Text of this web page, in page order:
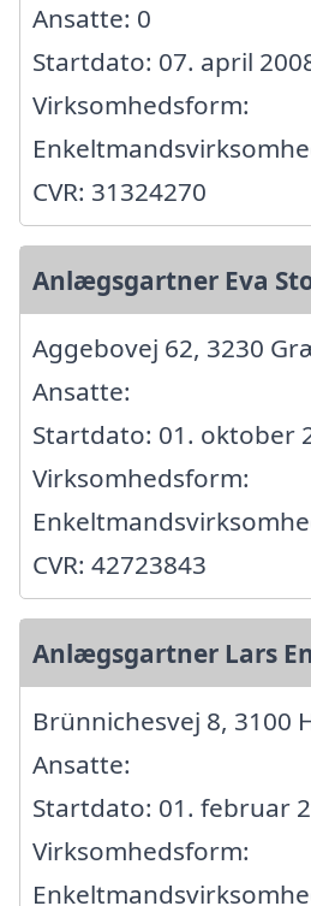
Ansatte: 0
Startdato: 07. april
Virksomhedsform:
CVR: 31324270
Anlægsgartner Eva
Aggebovej 62, 3230
Ansatte:
Startdato: 01. oktober
Virksomhedsform:
CVR: 42723843
Anlægsgartner Lars
Brünnichesvej 8, 3100
Ansatte:
Startdato: 01. februar
Virksomhedsform: